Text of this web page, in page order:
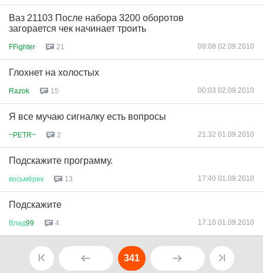
Ваз 21103 После набора 3200 оборотов
загорается чек начинает троить
FFighter 21 09:08 02.09.2010
Глохнет на холостых
Razok 15 00:03 02.09.2010
Я все мучаю сигналку есть вопросы
~PETR~ 2 21:32 01.09.2010
Подскажите программу.
восьмёрек 13 17:40 01.09.2010
Подскажите
Влад99 4 17:10 01.09.2010
341